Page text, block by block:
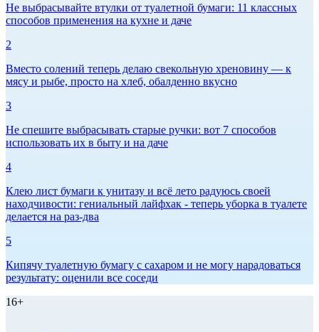
Не выбрасывайте втулки от туалетной бумаги: 11 классных
способов применения на кухне и даче
2
Вместо солений теперь делаю свекольную хреновину — к
мясу и рыбе, просто на хлеб, обалденно вкусно
3
Не спешите выбрасывать старые ручки: вот 7 способов
использовать их в быту и на даче
4
Клею лист бумаги к унитазу и всё лето радуюсь своей
находчивости: гениальный лайфхак - теперь уборка в туалете
делается на раз-два
5
Кипячу туалетную бумагу с сахаром и не могу нарадоваться
результату: оценили все соседи
16+